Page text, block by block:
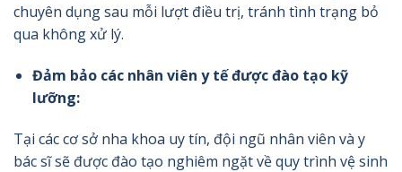
chuyên dụng sau mỗi lượt điều trị, tránh tình trạng bỏ
qua không xử lý.
Đảm bảo các nhân viên y tế được đào tạo kỹ
lưỡng:
Tại các cơ sở nha khoa uy tín, đội ngũ nhân viên và y
bác sĩ sẽ được đào tạo nghiêm ngặt về quy trình vệ sinh